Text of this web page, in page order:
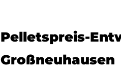
Pelletspreis-
Großneuhausen